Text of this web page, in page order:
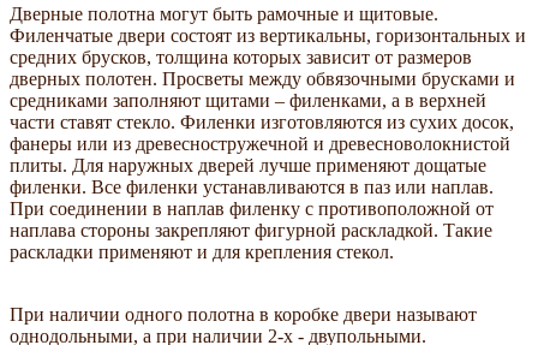
Дверные полотна могут быть рамочные и щитовые.
Филенчатые двери состоят из вертикальны, горизонтальных и
средних брусков, толщина которых зависит от размеров
дверных полотен. Просветы между обвязочными брусками и
средниками заполняют щитами – филенками, а в верхней
части ставят стекло. Филенки изготовляются из сухих досок,
фанеры или из древесностружечной и древесноволокнистой
плиты. Для наружных дверей лучше применяют дощатые
филенки. Все филенки устанавливаются в паз или наплав.
При соединении в наплав филенку с противоположной от
наплава стороны закрепляют фигурной раскладкой. Такие
раскладки применяют и для крепления стекол.
При наличии одного полотна в коробке двери называют
однодольными, а при наличии 2-х - двупольными.